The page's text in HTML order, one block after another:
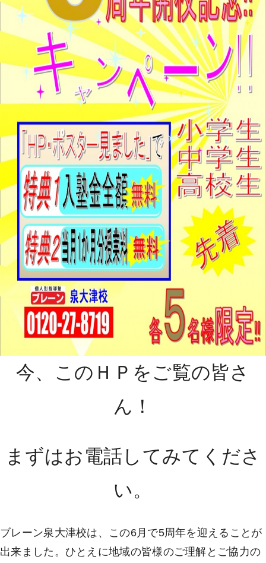
今、このＨＰをご覧の皆さ
ん！
まずはお電話してみてくださ
い。
ブレーン泉大津校は、この6月で5周年を迎えることが
出来ました。ひとえに地域の皆様のご理解とご協力の